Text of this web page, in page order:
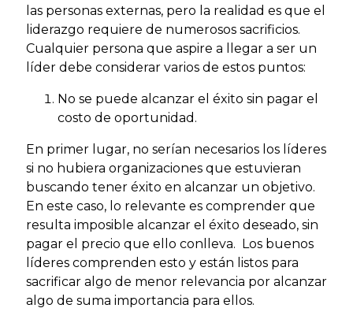
las personas externas, pero la realidad es que el
liderazgo requiere de numerosos sacrificios.
Cualquier persona que aspire a llegar a ser un
líder debe considerar varios de estos puntos:
No se puede alcanzar el éxito sin pagar el
costo de oportunidad.
En primer lugar, no serían necesarios los líderes
si no hubiera organizaciones que estuvieran
buscando tener éxito en alcanzar un objetivo.
En este caso, lo relevante es comprender que
resulta imposible alcanzar el éxito deseado, sin
pagar el precio que ello conlleva. Los buenos
líderes comprenden esto y están listos para
sacrificar algo de menor relevancia por alcanzar
algo de suma importancia para ellos.